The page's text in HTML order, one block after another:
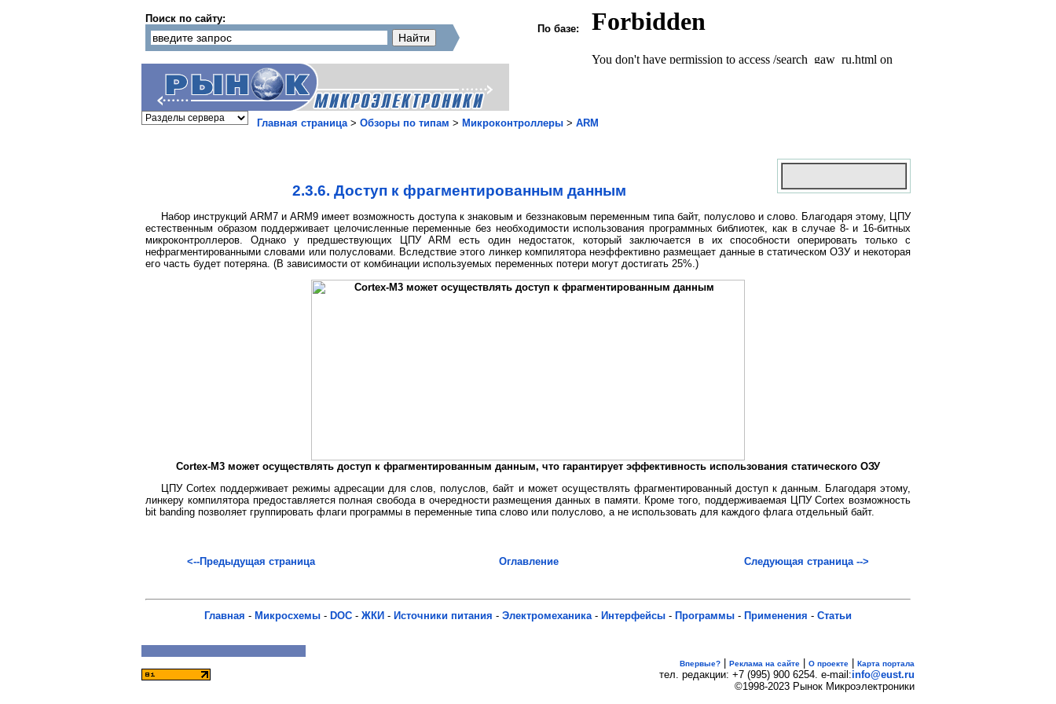
Поиск по сайту:
По базе:
Главная страница> Обзоры по типам > Микроконтроллеры > ARM
2.3.6. Доступ к фрагментированным данным
Набор инструкций ARM7 и ARM9 имеет возможность доступа к знаковым и беззнаковым переменным типа байт, полуслово и слово. Благодаря этому, ЦПУ
естественным образом поддерживает целочисленные переменные без необходимости использования программных библиотек, как в случае 8- и 16-битных
микроконтроллеров. Однако у предшествующих ЦПУ ARM есть один недостаток, который заключается в их способности оперировать только с
нефрагментированными словами или полусловами. Вследствие этого линкер компилятора неэффективно размещает данные в статическом ОЗУ и некоторая
его часть будет потеряна. (В зависимости от комбинации используемых переменных потери могут достигать 25%.)
Cortex-M3 может осуществлять доступ к фрагментированным данным, что гарантирует эффективность использования статического ОЗУ
ЦПУ Cortex поддерживает режимы адресации для слов, полуслов, байт и может осуществлять фрагментированный доступ к данным. Благодаря этому,
линкеру компилятора предоставляется полная свобода в очередности размещения данных в памяти. Кроме того, поддерживаемая ЦПУ Cortex возможность
bit banding позволяет группировать флаги программы в переменные типа слово или полуслово, а не использовать для каждого флага отдельный байт.
<--Предыдущая страница Оглавление Следующая страница -->
Главная - Микросхемы - DOC - ЖКИ - Источники питания - Электромеханика- Интерфейсы - Программы - Применения - Статьи
Впервые? Реклама на сайте О проекте Карта портала
тел. редакции: +7 (995) 900 6254. e-mail:info@eust.ru
©1998-2023 Рынок Микроэлектроники